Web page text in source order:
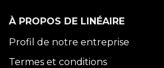
À PROPOS DE LINÉAIRE
Profil de notre entreprise
Termes et conditions